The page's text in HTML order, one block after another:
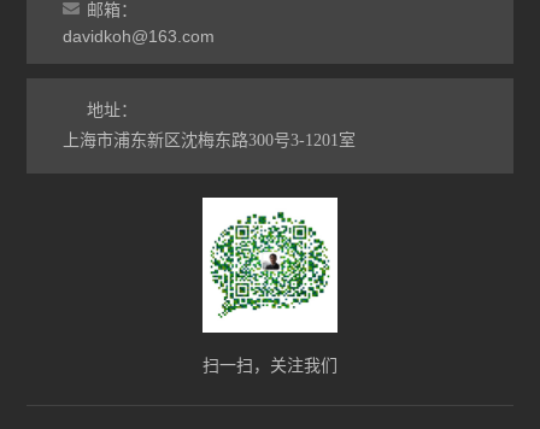
邮箱：
davidkoh@163.com
地址：
上海市浦东新区沈梅东路300号3-1201室
扫一扫，关注我们